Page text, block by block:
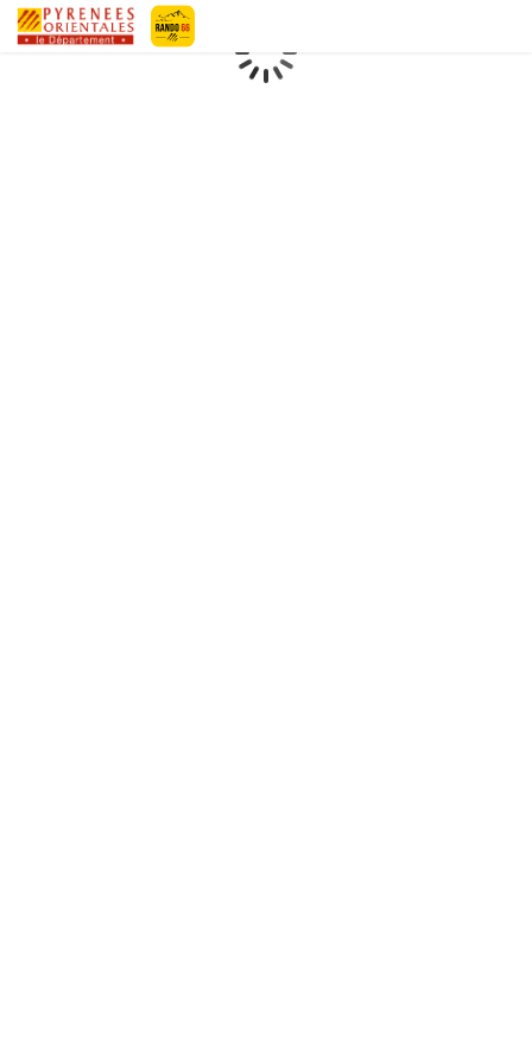
Geotrek-randoLoading